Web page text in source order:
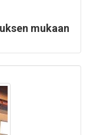
mukaan